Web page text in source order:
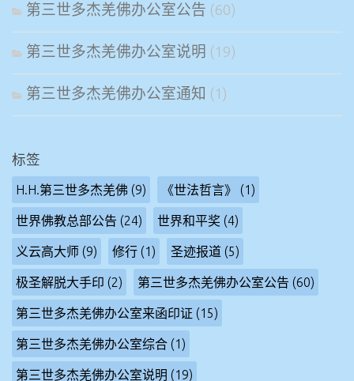
第三世多杰羌佛办公室公告 (60)
第三世多杰羌佛办公室说明 (19)
第三世多杰羌佛办公室通知 (1)
标签
H.H.第三世多杰羌佛 (9) 《世法哲言》 (1)
世界佛教总部公告 (24) 世界和平奖 (4)
义云高大师 (9) 修行 (1) 圣迹报道 (5)
极圣解脱大手印 (2) 第三世多杰羌佛办公室公告 (60)
第三世多杰羌佛办公室来函印证 (15)
第三世多杰羌佛办公室综合 (1)
第三世多杰羌佛办公室说明 (19)